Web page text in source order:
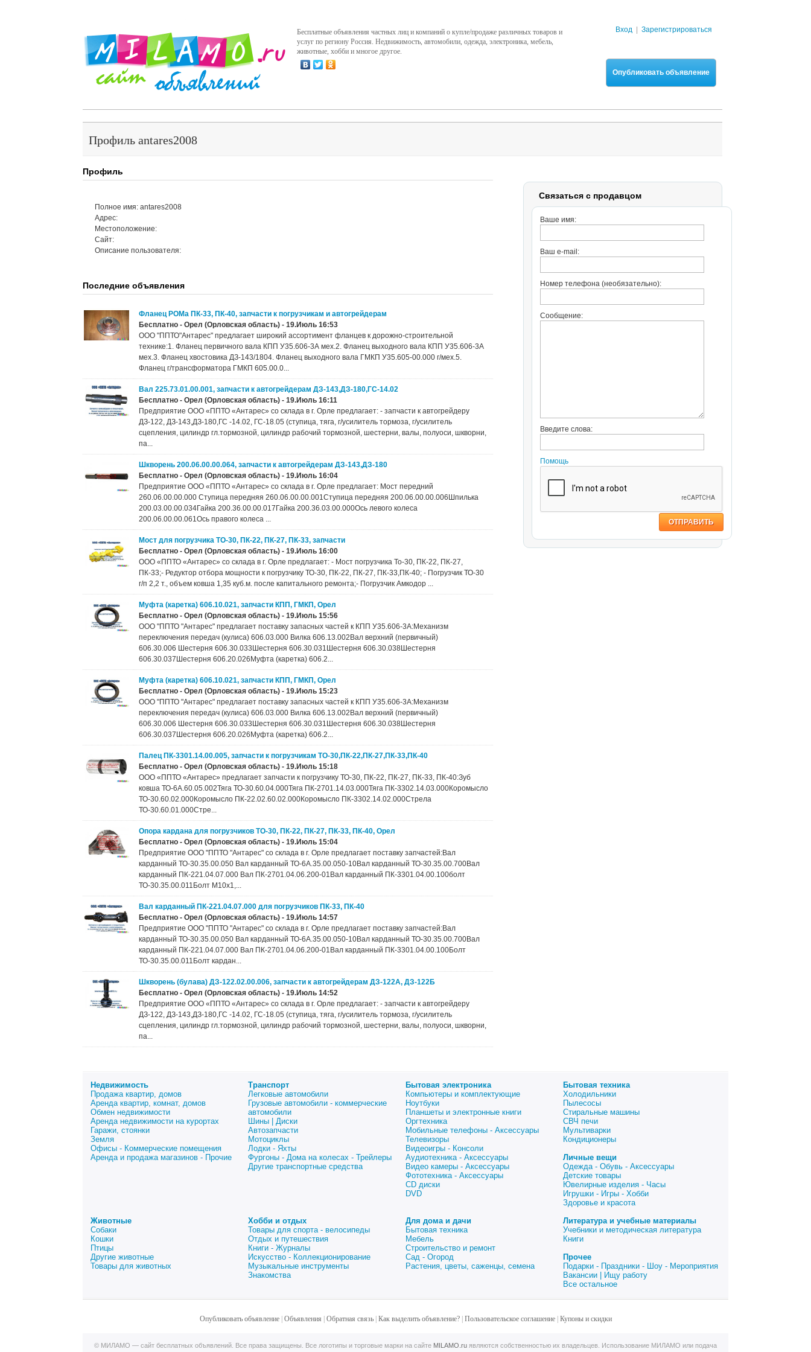
Бесплатные объявления частных лиц и компаний о купле/продаже различных товаров и
услуг по региону Россия. Недвижимость, автомобили, одежда, электроника, мебель,
животные, хобби и многое другое.
Вход Зарегистрироваться
Опубликовать объявление
Профиль antares2008
Профиль
Полное имя: antares2008
Адрес:
Местоположение:
Сайт:
Описание пользователя:
Последние объявления
Фланец РОМа ПК-33, ПК-40, запчасти к погрузчикам и автогрейдерам
Бесплатно - Орел (Орловская область) - 19.Июль 16:53
ООО "ППТО"Антарес" предлагает широкий ассортимент фланцев к дорожно-строительной
технике:1. Фланец первичного вала КПП У35.606-3А мех.2. Фланец выходного вала КПП У35.606-3А
мех.3. Фланец хвостовика ДЗ-143/1804. Фланец выходного вала ГМКП У35.605-00.000 г/мех.5.
Фланец г/трансформатора ГМКП 605.00.0...
Вал 225.73.01.00.001, запчасти к автогрейдерам ДЗ-143,ДЗ-180,ГС-14.02
Бесплатно - Орел (Орловская область) - 19.Июль 16:11
Предприятие ООО «ППТО «Антарес» со склада в г. Орле предлагает: - запчасти к автогрейдеру
ДЗ-122, ДЗ-143,ДЗ-180,ГС -14.02, ГС-18.05 (ступица, тяга, г/усилитель тормоза, г/усилитель
сцепления, цилиндр гл.тормозной, цилиндр рабочий тормозной, шестерни, валы, полуоси, шкворни,
па...
Шкворень 200.06.00.00.064, запчасти к автогрейдерам ДЗ-143,ДЗ-180
Бесплатно - Орел (Орловская область) - 19.Июль 16:04
Предприятие ООО «ППТО «Антарес» со склада в г. Орле предлагает: Мост передний
260.06.00.00.000 Ступица передняя 260.06.00.00.001Ступица передняя 200.06.00.00.006Шпилька
200.03.00.00.034Гайка 200.36.00.00.017Гайка 200.36.03.00.000Ось левого колеса
200.06.00.00.061Ось правого колеса ...
Мост для погрузчика ТО-30, ПК-22, ПК-27, ПК-33, запчасти
Бесплатно - Орел (Орловская область) - 19.Июль 16:00
ООО «ППТО «Антарес» со склада в г. Орле предлагает: - Мост погрузчика То-30, ПК-22, ПК-27,
ПК-33;- Редуктор отбора мощности к погрузчику ТО-30, ПК-22, ПК-27, ПК-33,ПК-40; - Погрузчик ТО-30
г/п 2,2 т., объем ковша 1,35 куб.м. после капитального ремонта;- Погрузчик Амкодор ...
Муфта (каретка) 606.10.021, запчасти КПП, ГМКП, Орел
Бесплатно - Орел (Орловская область) - 19.Июль 15:56
ООО "ППТО "Антарес" предлагает поставку запасных частей к КПП У35.606-3А:Механизм
переключения передач (кулиса) 606.03.000 Вилка 606.13.002Вал верхний (первичный)
606.30.006 Шестерня 606.30.033Шестерня 606.30.031Шестерня 606.30.038Шестерня
606.30.037Шестерня 606.20.026Муфта (каретка) 606.2...
Муфта (каретка) 606.10.021, запчасти КПП, ГМКП, Орел
Бесплатно - Орел (Орловская область) - 19.Июль 15:23
ООО "ППТО "Антарес" предлагает поставку запасных частей к КПП У35.606-3А:Механизм
переключения передач (кулиса) 606.03.000 Вилка 606.13.002Вал верхний (первичный)
606.30.006 Шестерня 606.30.033Шестерня 606.30.031Шестерня 606.30.038Шестерня
606.30.037Шестерня 606.20.026Муфта (каретка) 606.2...
Палец ПК-3301.14.00.005, запчасти к погрузчикам ТО-30,ПК-22,ПК-27,ПК-33,ПК-40
Бесплатно - Орел (Орловская область) - 19.Июль 15:18
ООО «ППТО «Антарес» предлагает запчасти к погрузчику ТО-30, ПК-22, ПК-27, ПК-33, ПК-40:Зуб
ковша ТО-6А.60.05.002Тяга ТО-30.60.04.000Тяга ПК-2701.14.03.000Тяга ПК-3302.14.03.000Коромысло
ТО-30.60.02.000Коромысло ПК-22.02.60.02.000Коромысло ПК-3302.14.02.000Стрела
ТО-30.60.01.000Стре...
Опора кардана для погрузчиков ТО-30, ПК-22, ПК-27, ПК-33, ПК-40, Орел
Бесплатно - Орел (Орловская область) - 19.Июль 15:04
Предприятие ООО "ППТО "Антарес" со склада в г. Орле предлагает поставку запчастей:Вал
карданный ТО-30.35.00.050 Вал карданный ТО-6А.35.00.050-10Вал карданный ТО-30.35.00.700Вал
карданный ПК-221.04.07.000 Вал ПК-2701.04.06.200-01Вал карданный ПК-3301.04.00.100болт
ТО-30.35.00.011Болт М10х1,...
Вал карданный ПК-221.04.07.000 для погрузчиков ПК-33, ПК-40
Бесплатно - Орел (Орловская область) - 19.Июль 14:57
Предприятие ООО "ППТО "Антарес" со склада в г. Орле предлагает поставку запчастей:Вал
карданный ТО-30.35.00.050 Вал карданный ТО-6А.35.00.050-10Вал карданный ТО-30.35.00.700Вал
карданный ПК-221.04.07.000 Вал ПК-2701.04.06.200-01Вал карданный ПК-3301.04.00.100Болт
ТО-30.35.00.011Болт кардан...
Шкворень (булава) ДЗ-122.02.00.006, запчасти к автогрейдерам ДЗ-122А, ДЗ-122Б
Бесплатно - Орел (Орловская область) - 19.Июль 14:52
Предприятие ООО «ППТО «Антарес» со склада в г. Орле предлагает: - запчасти к автогрейдеру
ДЗ-122, ДЗ-143,ДЗ-180,ГС -14.02, ГС-18.05 (ступица, тяга, г/усилитель тормоза, г/усилитель
сцепления, цилиндр гл.тормозной, цилиндр рабочий тормозной, шестерни, валы, полуоси, шкворни,
па...
Связаться с продавцом
Ваше имя:
Ваш e-mail:
Номер телефона (необязательно):
Сообщение:
Введите слова:
Помощь
ОТПРАВИТЬ
Недвижимость
Продажа квартир, домов
Аренда квартир, комнат, домов
Обмен недвижимости
Аренда недвижимости на курортах
Гаражи, стоянки
Земля
Офисы - Коммерческие помещения
Аренда и продажа магазинов - Прочие
Транспорт
Легковые автомобили
Грузовые автомобили - коммерческие
автомобили
Шины | Диски
Автозапчасти
Мотоциклы
Лодки - Яхты
Фургоны - Дома на колесах - Трейлеры
Другие транспортные средства
Бытовая электроника
Компьютеры и комплектующие
Ноутбуки
Планшеты и электронные книги
Оргтехника
Мобильные телефоны - Аксессуары
Телевизоры
Видеоигры - Консоли
Аудиотехника - Аксессуары
Видео камеры - Аксессуары
Фототехника - Аксессуары
CD диски
DVD
Бытовая техника
Холодильники
Пылесосы
Стиральные машины
СВЧ печи
Мультиварки
Кондиционеры
Личные вещи
Одежда - Обувь - Аксессуары
Детские товары
Ювелирные изделия - Часы
Игрушки - Игры - Хобби
Здоровье и красота
Животные
Собаки
Кошки
Птицы
Другие животные
Товары для животных
Хобби и отдых
Товары для спорта - велосипеды
Отдых и путешествия
Книги - Журналы
Искусство - Коллекционирование
Музыкальные инструменты
Знакомства
Для дома и дачи
Бытовая техника
Мебель
Строительство и ремонт
Сад - Огород
Растения, цветы, саженцы, семена
Литература и учебные материалы
Учебники и методическая литература
Книги
Прочее
Подарки - Праздники - Шоу - Мероприятия
Вакансии | Ищу работу
Все остальное
Опубликовать объявление| Объявления Обратная связь| Как выделить объявление?| Пользовательское соглашение| Купоны и скидки
© МИЛАМО — сайт бесплатных объявлений. Все права защищены. Все логотипы и торговые марки на сайте MILAMO.ru являются собственностью их владельцев. Использование МИЛАМО или подача